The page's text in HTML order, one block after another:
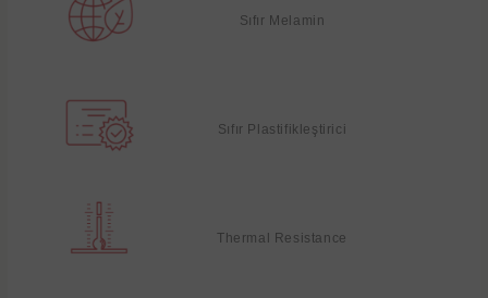
Sıfır Melamin
Sıfır Plastifikleştirici
Thermal Resistance